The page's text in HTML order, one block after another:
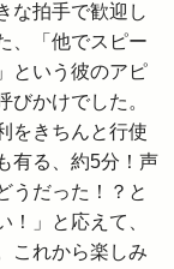
な拍手で歓迎し
、「他でスピー
という彼のアピ
かけでした。
をきちんと行使
有る、約5分！声
うだった！？と
」と応えて、
これから楽しみ